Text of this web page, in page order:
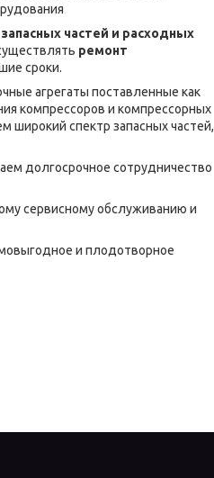
запасных частей и расходных
ремонт
сроки.
агрегаты поставленные как
компрессоров и компрессорных
широкий спектр запасных частей,
долгосрочное сотрудничество
сервисному обслуживанию и
и плодотворное